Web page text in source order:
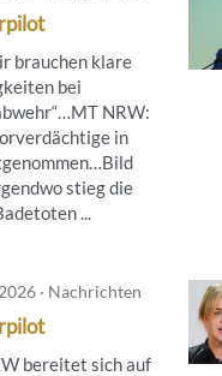
brauchen klare
bei
NRW:
in
stieg die
...
· Nachrichten
bereitet sich auf